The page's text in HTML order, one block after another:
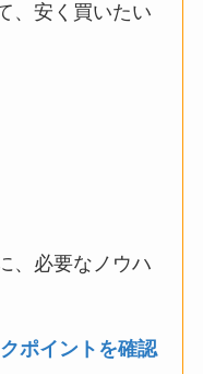
、安く買いたい
、必要なノウハ
ポイントを確認